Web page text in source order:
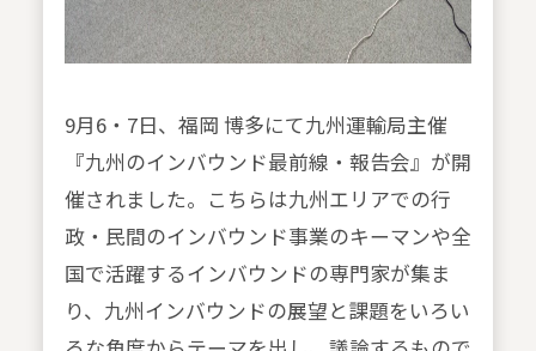
9月6・7日、福岡 博多にて九州運輸局主催
『九州のインバウンド最前線・報告会』が開
催されました。こちらは九州エリアでの行
政・民間のインバウンド事業のキーマンや全
国で活躍するインバウンドの専門家が集ま
り、九州インバウンドの展望と課題をいろい